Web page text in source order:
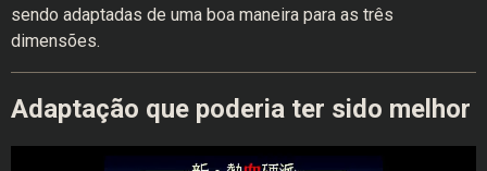
sendo adaptadas de uma boa maneira para as três
dimensões.
Adaptação que poderia ter sido melhor